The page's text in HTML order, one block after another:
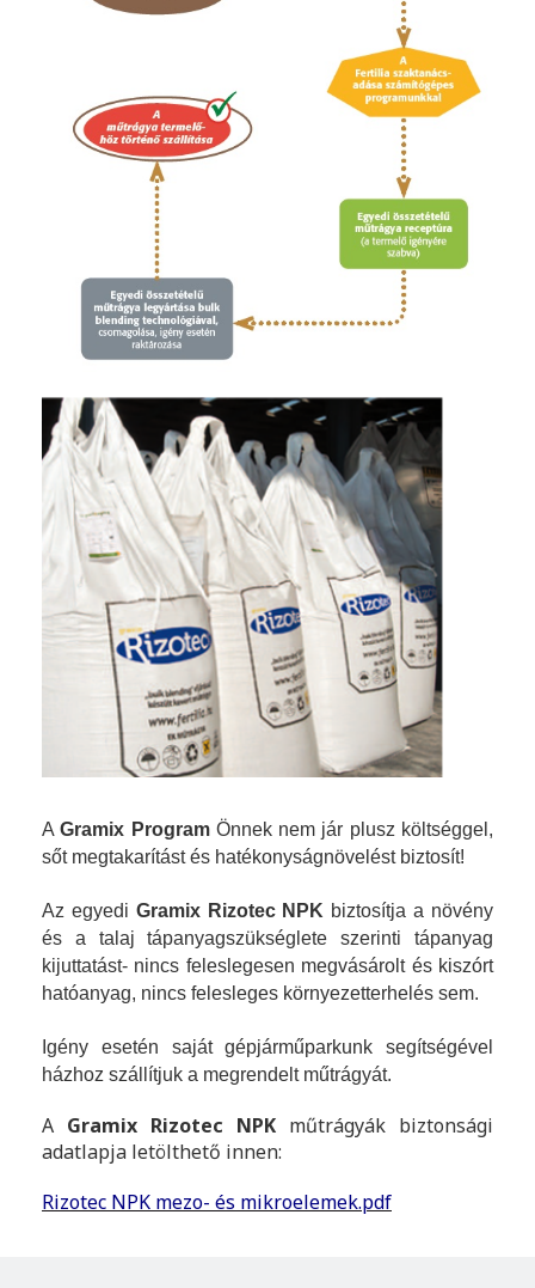
AGramix ProgramÖnnek nem jár plusz költséggel,
sőt megtakarítást és hatékonyságnövelést biztosít!
Az egyedi Gramix Rizotec NPK biztosítja a növény
és a talaj tápanyagszükséglete szerinti tápanyag
kijuttatást- nincs feleslegesen megvásárolt és kiszórt
hatóanyag, nincs felesleges környezetterhelés sem.
Igény esetén saját gépjárműparkunk segítségével
házhoz szállítjuk a megrendelt műtrágyát.
A Gramix Rizotec NPK műtrágyák biztonsági
adatlapja letölthető innen:
Rizotec NPK mezo- és mikroelemek.pdf